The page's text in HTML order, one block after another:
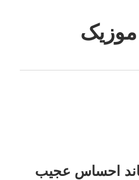
موزیک
احساس عجیب